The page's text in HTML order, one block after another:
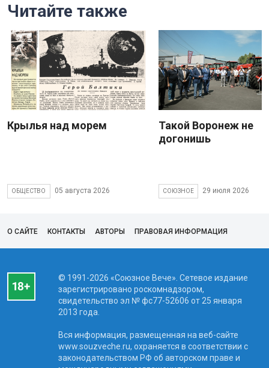
Читайте также
Крылья над морем
ОБЩЕСТВО 05 августа 2026
Такой Воронеж не
догонишь
СОЮЗНОЕ 29 июля 2026
О САЙТЕ КОНТАКТЫ АВТОРЫ ПРАВОВАЯ ИНФОРМАЦИЯ
© 1991-2026 «Союзное Вече». Сетевое издание
зарегистрировано роскомнадзором,
свидетельство эл № фc77-52606 от 25 января
2013 года.
Вся информация, размещенная на веб-сайте
www.souzveche.ru, охраняется в соответствии с
законодательством РФ об авторском праве и